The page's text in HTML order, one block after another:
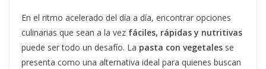
En el ritmo acelerado del día a día, encontrar opciones
culinarias que sean a la vez fáciles, rápidas y nutritivas
puede ser todo un desafío. La pasta con vegetales se
presenta como una alternativa ideal para quienes buscan